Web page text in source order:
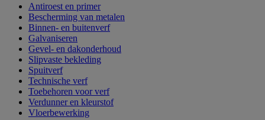
Antiroest en primer
Bescherming van metalen
Binnen- en buitenverf
Galvaniseren
Gevel- en dakonderhoud
Slipvaste bekleding
Spuitverf
Technische verf
Toebehoren voor verf
Verdunner en kleurstof
Vloerbewerking